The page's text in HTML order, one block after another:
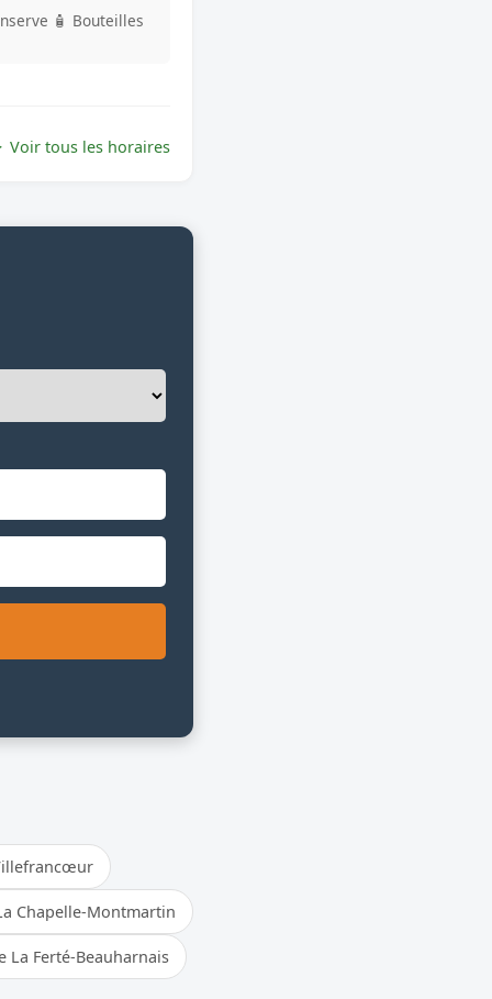
🧴 Bouteilles
Voir tous les horaires
Chapelle-Montmartin
La Ferté-Beauharnais